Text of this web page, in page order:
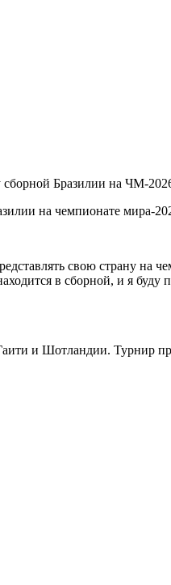
на чемпионате мира-
свою страну на
в сборной, и я
и Шотландии. Турнир